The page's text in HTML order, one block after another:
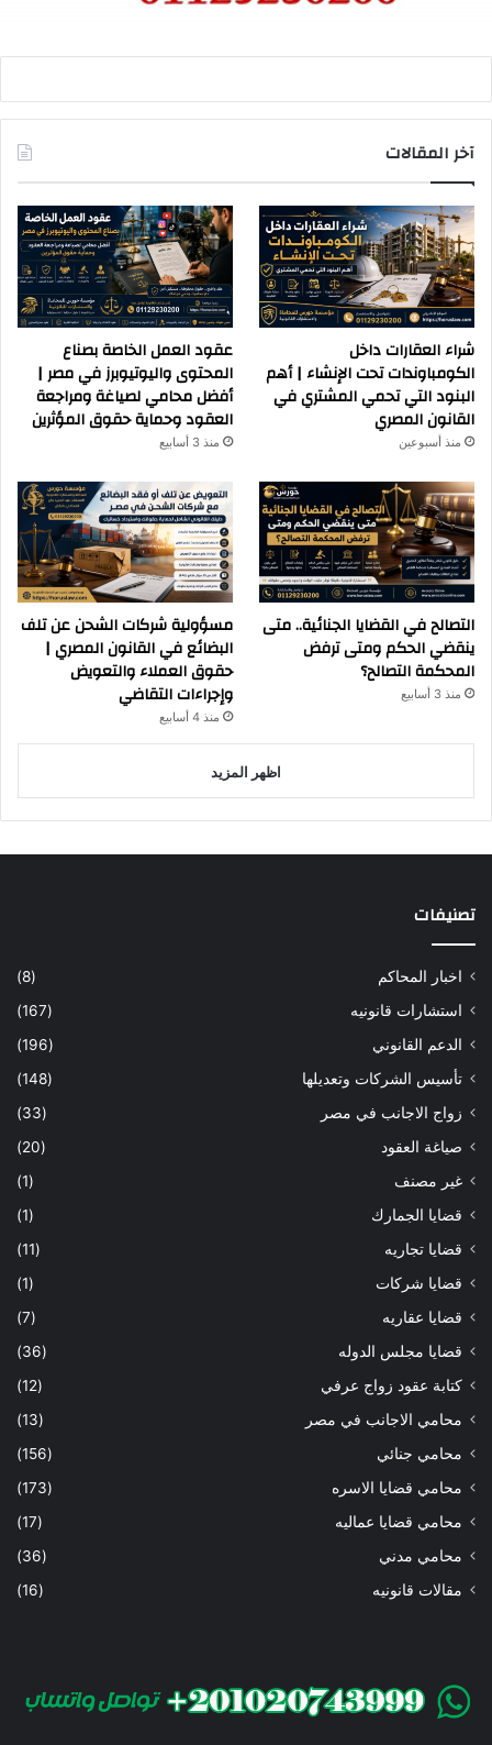
آخر المقالات
شراء العقارات داخل
الكومباوندات تحت الإنشاء | أهم
البنود التي تحمي المشتري في
القانون المصري
منذ أسبوعين
عقود العمل الخاصة بصناع
المحتوى واليوتيوبرز في مصر |
أفضل محامي لصياغة ومراجعة
العقود وحماية حقوق المؤثرين
منذ 3 أسابيع
التصالح في القضايا الجنائية.. متى
ينقضي الحكم ومتى ترفض
المحكمة التصالح؟
منذ 3 أسابيع
مسؤولية شركات الشحن عن تلف
البضائع في القانون المصري |
حقوق العملاء والتعويض
وإجراءات التقاضي
منذ 4 أسابيع
اظهر المزيد
تصنيفات
اخبار المحاكم
(8)
استشارات قانونيه
(167)
الدعم القانوني
(196)
تأسيس الشركات وتعديلها
(148)
زواج الاجانب في مصر
(33)
صياغة العقود
(20)
غير مصنف
(1)
قضايا الجمارك
(1)
قضايا تجاريه
(11)
قضايا شركات
(1)
قضايا عقاريه
(7)
قضايا مجلس الدوله
(36)
كتابة عقود زواج عرفي
(12)
محامي الاجانب في مصر
(13)
محامي جنائي
(156)
محامي قضايا الاسره
(173)
محامي قضايا عماليه
(17)
محامي مدني
(36)
مقالات قانونيه
(16)